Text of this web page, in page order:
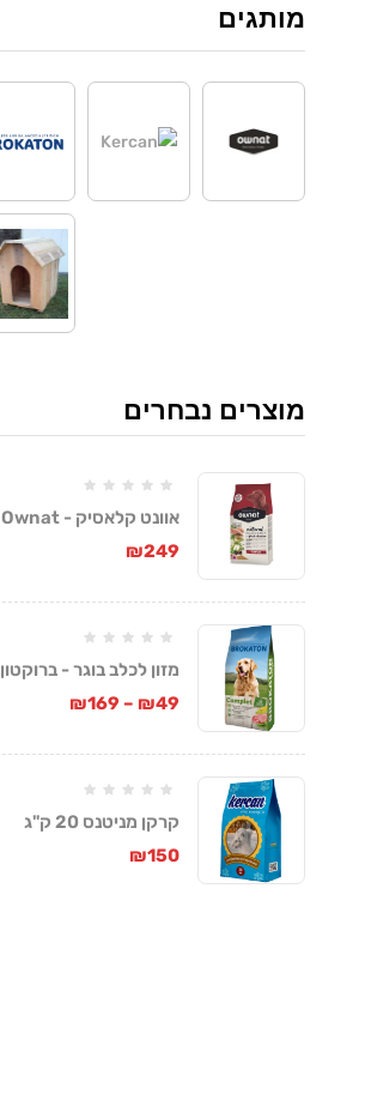
מותגים
מוצרים נבחרים
אוונט קלאסיק - Ownat
Classic
₪249
מזון לכלב בוגר - ברוקטון
קומפלט
₪49
–
₪169
קרקן מניטנס 20 ק"ג
₪150